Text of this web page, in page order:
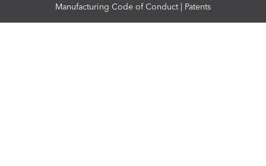
Manufacturing Code of Conduct
Patents